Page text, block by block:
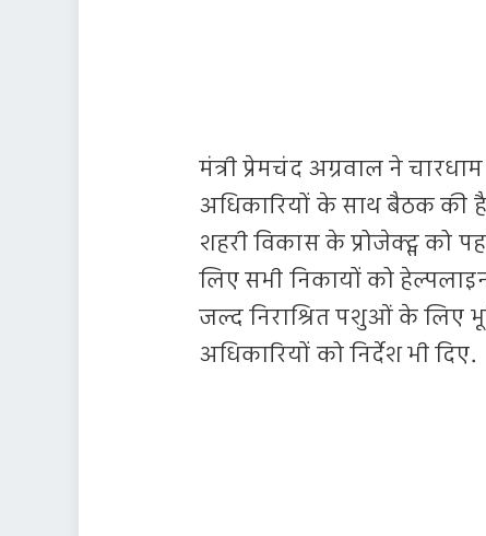
मंत्री प्रेमचंद अग्रवाल ने
अधिकारियों के साथ बैठक की है.
शहरी विकास के प्रोजेक्ट्स को
लिए सभी निकायों को
जल्द निराश्रित पशुओं के लिए
अधिकारियों को निर्देश भी दिए.